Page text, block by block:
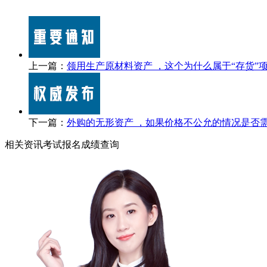
上一篇： 领用生产原材料资产 ，这个为什么属于“存货”
下一篇： 外购的无形资产 ，如果价格不公允的情况是否
相关资讯考试报名 成绩查询